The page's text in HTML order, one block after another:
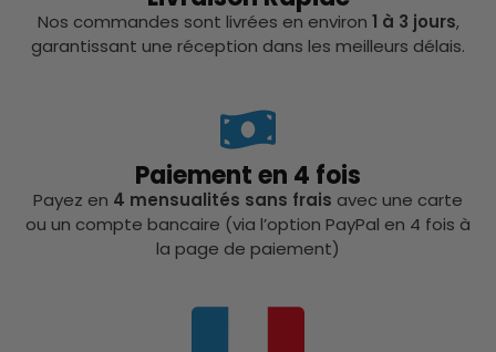
Nos commandes sont livrées en environ 1 à 3 jours,
garantissant une réception dans les meilleurs délais.
Paiement en 4 fois
Payez en 4 mensualités sans frais avec une carte
ou un compte bancaire (via l’option PayPal en 4 fois à
la page de paiement)